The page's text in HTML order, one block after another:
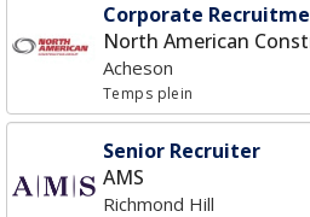
Corporate
North American
Acheson
Temps plein
Senior Recruiter
AMS
Richmond Hill